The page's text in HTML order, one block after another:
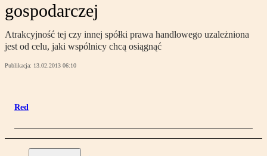
gospodarczej
Atrakcyjność tej czy innej spółki prawa handlowego uzależniona
jest od celu, jaki wspólnicy chcą osiągnąć
Publikacja: 13.02.2013 06:10
Red